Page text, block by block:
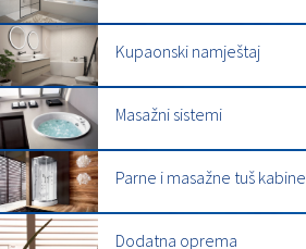
Kupaonski namještaj
Masažni sistemi
Parne i masažne tuš kabine
Dodatna oprema